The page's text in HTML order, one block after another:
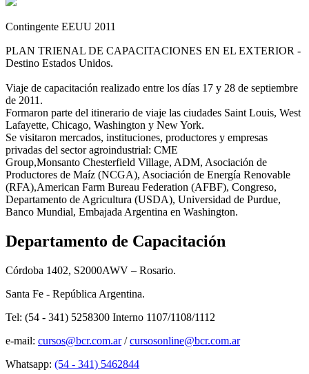
​Contingente EEUU 2011
PLAN TRIENAL DE CAPACITACIONES EN EL EXTERIOR -
Destino Estados Unidos.
Viaje de capacitación realizado entre los días 17 y 28 de septiembre
de 2011.
Formaron parte del itinerario de viaje las ciudades Saint Louis, West
Lafayette, Chicago, Washington y New York.
Se visitaron mercados, instituciones, productores y empresas
privadas del sector agroindustrial: CME
Group,Monsanto Chesterfield Village, ADM, Asociación de
Productores de Maíz (NCGA), Asociación de Energía Renovable
(RFA),American Farm Bureau Federation (AFBF), Congreso,
Departamento de Agricultura (USDA), Universidad de Purdue,
Banco Mundial, Embajada Argentina en Washington.
Departamento de Capacitación
Córdoba 1402, S2000AWV – Rosario.
Santa Fe - República Argentina.
Tel: (54 - 341) 5258300 Interno 1107/1108/1112
e-mail: cursos@bcr.com.ar/cursosonline@bcr.com.ar
Whatsapp: (54 - 341) 5462844